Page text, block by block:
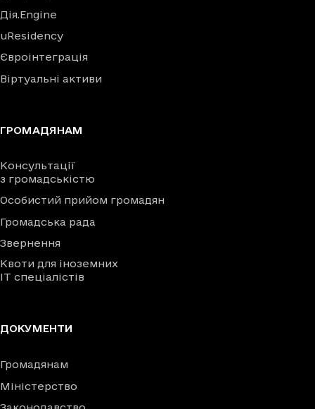
Дія.Engine
uResidency
Євроінтеграція
Віртуальні активи
ГРОМАДЯНАМ
Консультації
з громадськістю
Особистий прийом громадян
Громадська рада
Звернення
Квоти для іноземних
IT спеціалістів
ДОКУМЕНТИ
Громадянам
Міністерство